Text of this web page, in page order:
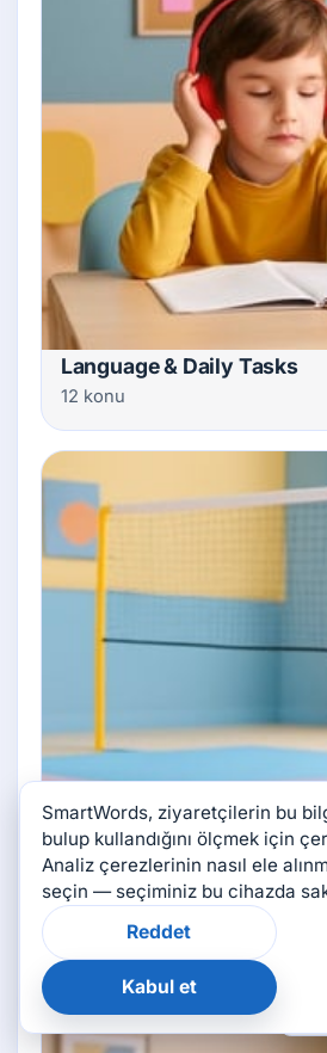
Language & Daily Tasks
12 konu
Leisure and Activities
6 konu
SmartWords, ziyaretçilerin bu
bulup kullandığını ölçmek için
Analiz çerezlerinin nasıl ele
seçin — seçiminiz bu cihazda
Reddet
Kabul et